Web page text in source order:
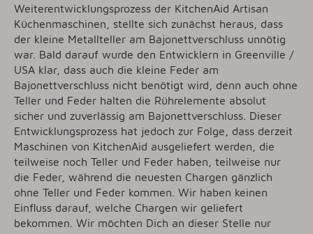
Weiterentwicklungsprozess der KitchenAid Artisan
Küchenmaschinen, stellte sich zunächst heraus, dass
der kleine Metallteller am Bajonettverschluss unnötig
war. Bald darauf wurde den Entwicklern in Greenville /
USA klar, dass auch die kleine Feder am
Bajonettverschluss nicht benötigt wird, denn auch ohne
Teller und Feder halten die Rührelemente absolut
sicher und zuverlässig am Bajonettverschluss. Dieser
Entwicklungsprozess hat jedoch zur Folge, dass derzeit
Maschinen von KitchenAid ausgeliefert werden, die
teilweise noch Teller und Feder haben, teilweise nur
die Feder, während die neuesten Chargen gänzlich
ohne Teller und Feder kommen. Wir haben keinen
Einfluss darauf, welche Chargen wir geliefert
bekommen. Wir möchten Dich an dieser Stelle nur